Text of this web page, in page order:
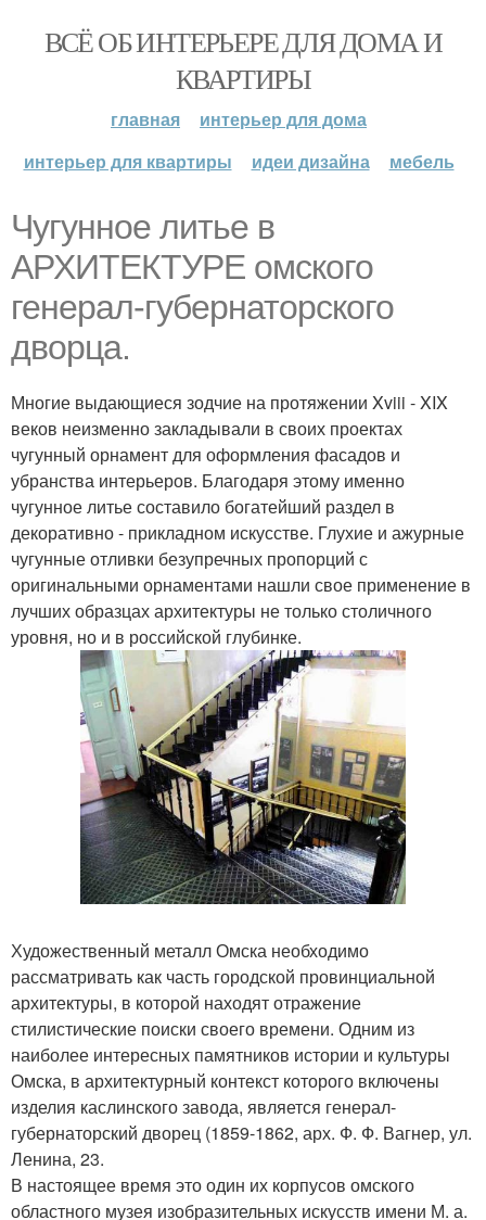
ВСЁ ОБ ИНТЕРЬЕРЕ ДЛЯ ДОМА И
КВАРТИРЫ
главная
интерьер для дома
интерьер для квартиры
идеи дизайна мебель
Чугунное литье в
АРХИТЕКТУРЕ омского
генерал-губернаторского
дворца.
Многие выдающиеся зодчие на протяжении Xviii - XIX
веков неизменно закладывали в своих проектах
чугунный орнамент для оформления фасадов и
убранства интерьеров. Благодаря этому именно
чугунное литье составило богатейший раздел в
декоративно - прикладном искусстве. Глухие и ажурные
чугунные отливки безупречных пропорций с
оригинальными орнаментами нашли свое применение в
лучших образцах архитектуры не только столичного
уровня, но и в российской глубинке.
Художественный металл Омска необходимо
рассматривать как часть городской провинциальной
архитектуры, в которой находят отражение
стилистические поиски своего времени. Одним из
наиболее интересных памятников истории и культуры
Омска, в архитектурный контекст которого включены
изделия каслинского завода, является генерал-
губернаторский дворец (1859-1862, арх. Ф. Ф. Вагнер, ул.
Ленина, 23.
В настоящее время это один их корпусов омского
областного музея изобразительных искусств имени М. а.